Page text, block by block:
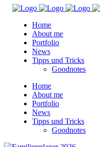
Home
About me
Portfolio
News
Tipps und Tricks
Goodnotes
Home
About me
Portfolio
News
Tipps und Tricks
Goodnotes